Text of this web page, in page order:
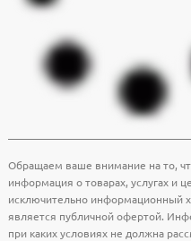
Обращаем ваше внимание на то,
информация о товарах, услугах и
исключительно информационный
является публичной офертой.
при каких условиях не должна